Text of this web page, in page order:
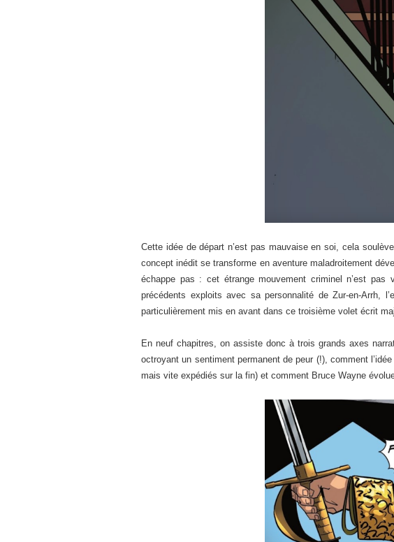
Cette idée de départ n’est pas mauvaise en soi, cela
concept inédit se transforme en aventure maladroitement
échappe pas : cet étrange mouvement criminel n’est
précédents exploits avec sa personnalité de Zur-en-Arrh,
particulièrement mis en avant dans ce troisième volet écrit
En neuf chapitres, on assiste donc à trois grands axes
octroyant un sentiment permanent de peur (!), comment
mais vite expédiés sur la fin) et comment Bruce Wayne